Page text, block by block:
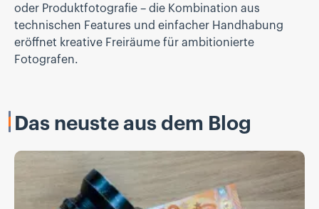
oder Produktfotografie – die Kombination aus
technischen Features und einfacher Handhabung
eröffnet kreative Freiräume für ambitionierte
Fotografen.
Das neuste aus dem Blog